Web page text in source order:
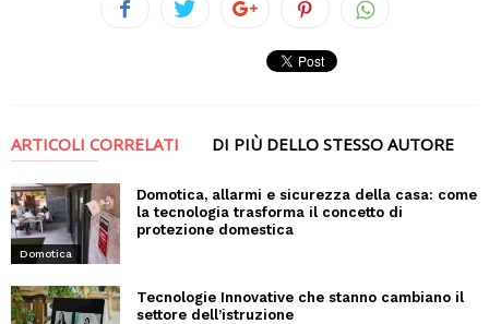
ARTICOLI CORRELATI DI PIÙ DELLO STESSO AUTORE
Domotica
Domotica, allarmi e sicurezza della casa: come
la tecnologia trasforma il concetto di
protezione domestica
Tecnologie Innovative che stanno cambiano il
settore dell’istruzione